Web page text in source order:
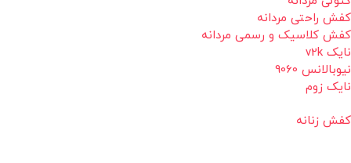
کفش راحتی مردانه
کفش کلاسیک و رسمی مردانه
نایک v2k
نیوبالانس 9060
نایک زوم
کفش زنانه